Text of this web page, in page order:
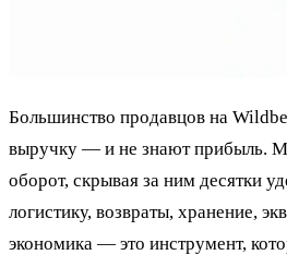
Большинство продавцов на
выручку — и не знают прибыль.
оборот, скрывая за ним десятки
логистику, возвраты, хранение,
экономика — это инструмент,